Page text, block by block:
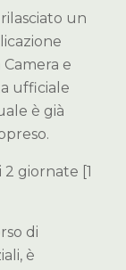
un
e
ufficiale
è già
2 giornate [1
di
è